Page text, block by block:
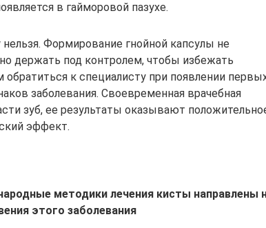
в гайморовой пазухе.
Формирование гнойной капсулы не
держать под контролем, чтобы избежать
к специалисту при появлении
заболевания. Своевременная врачебная
зуб, ее результаты оказывают
эффект.
методики лечения кисты направлены
этого заболевания